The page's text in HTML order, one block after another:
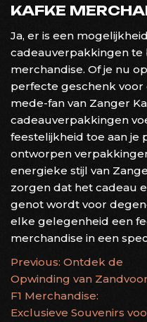
KAFKE
Ja, er is een
cadeauverpakkingen te
merchandise. Of je nu
perfecte geschenk voor
mede-fan van Zanger
cadeauverpakkingen
feestelijkheid toe aan je
ontworpen
energieke stijl van
zorgen dat het cadeau
genot wordt voor
elke gelegenheid een
merchandise in een
Previous: Ontdek de
Opwinding van
F1 Merchandise:
Exclusieve Souvenirs